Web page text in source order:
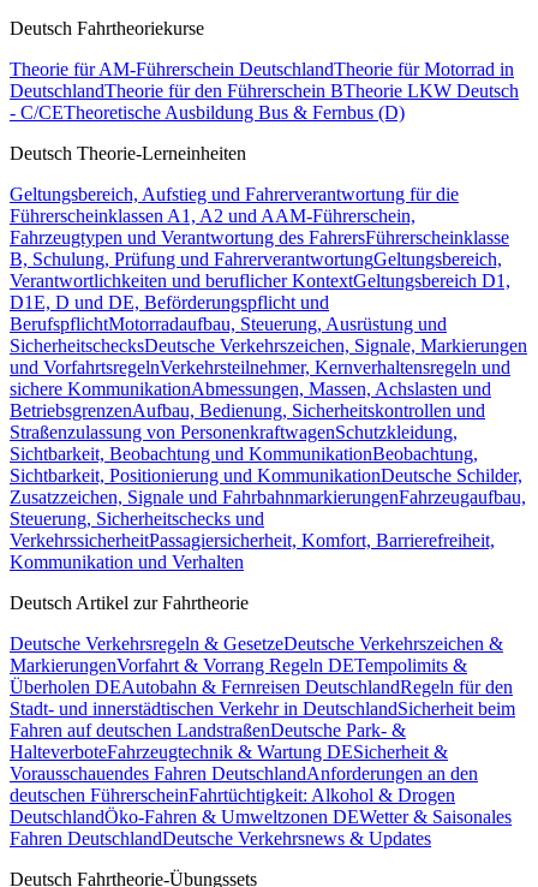
Deutsch Fahrtheoriekurse
Theorie für AM-Führerschein DeutschlandTheorie für Motorrad in
DeutschlandTheorie für den Führerschein BTheorie LKW Deutsch
- C/CETheoretische Ausbildung Bus & Fernbus (D)
Deutsch Theorie-Lerneinheiten
Geltungsbereich, Aufstieg und Fahrerverantwortung für die
Führerscheinklassen A1, A2 und AAM-Führerschein,
Fahrzeugtypen und Verantwortung des FahrersFührerscheinklasse
B, Schulung, Prüfung und FahrerverantwortungGeltungsbereich,
Verantwortlichkeiten und beruflicher KontextGeltungsbereich D1,
D1E, D und DE, Beförderungspflicht und
BerufspflichtMotorradaufbau, Steuerung, Ausrüstung und
SicherheitschecksDeutsche Verkehrszeichen, Signale, Markierungen
und VorfahrtsregelnVerkehrsteilnehmer, Kernverhaltensregeln und
sichere KommunikationAbmessungen, Massen, Achslasten und
BetriebsgrenzenAufbau, Bedienung, Sicherheitskontrollen und
Straßenzulassung von PersonenkraftwagenSchutzkleidung,
Sichtbarkeit, Beobachtung und KommunikationBeobachtung,
Sichtbarkeit, Positionierung und KommunikationDeutsche Schilder,
Zusatzzeichen, Signale und FahrbahnmarkierungenFahrzeugaufbau,
Steuerung, Sicherheitschecks und
VerkehrssicherheitPassagiersicherheit, Komfort, Barrierefreiheit,
Kommunikation und Verhalten
Deutsch Artikel zur Fahrtheorie
Deutsche Verkehrsregeln & GesetzeDeutsche Verkehrszeichen &
MarkierungenVorfahrt & Vorrang Regeln DETempolimits &
Überholen DEAutobahn & Fernreisen DeutschlandRegeln für den
Stadt- und innerstädtischen Verkehr in DeutschlandSicherheit beim
Fahren auf deutschen LandstraßenDeutsche Park- &
HalteverboteFahrzeugtechnik & Wartung DESicherheit &
Vorausschauendes Fahren DeutschlandAnforderungen an den
deutschen FührerscheinFahrtüchtigkeit: Alkohol & Drogen
DeutschlandÖko-Fahren & Umweltzonen DEWetter & Saisonales
Fahren DeutschlandDeutsche Verkehrsnews & Updates
Deutsch Fahrtheorie-Übungssets